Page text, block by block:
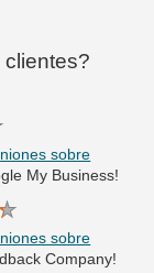
sobre
My Business!
sobre
Company!